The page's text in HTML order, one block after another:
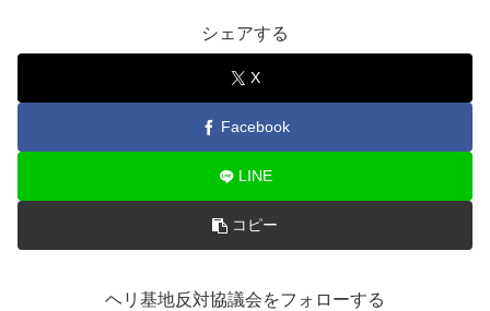
シェアする
X
Facebook
LINE
コピー
ヘリ基地反対協議会をフォローする